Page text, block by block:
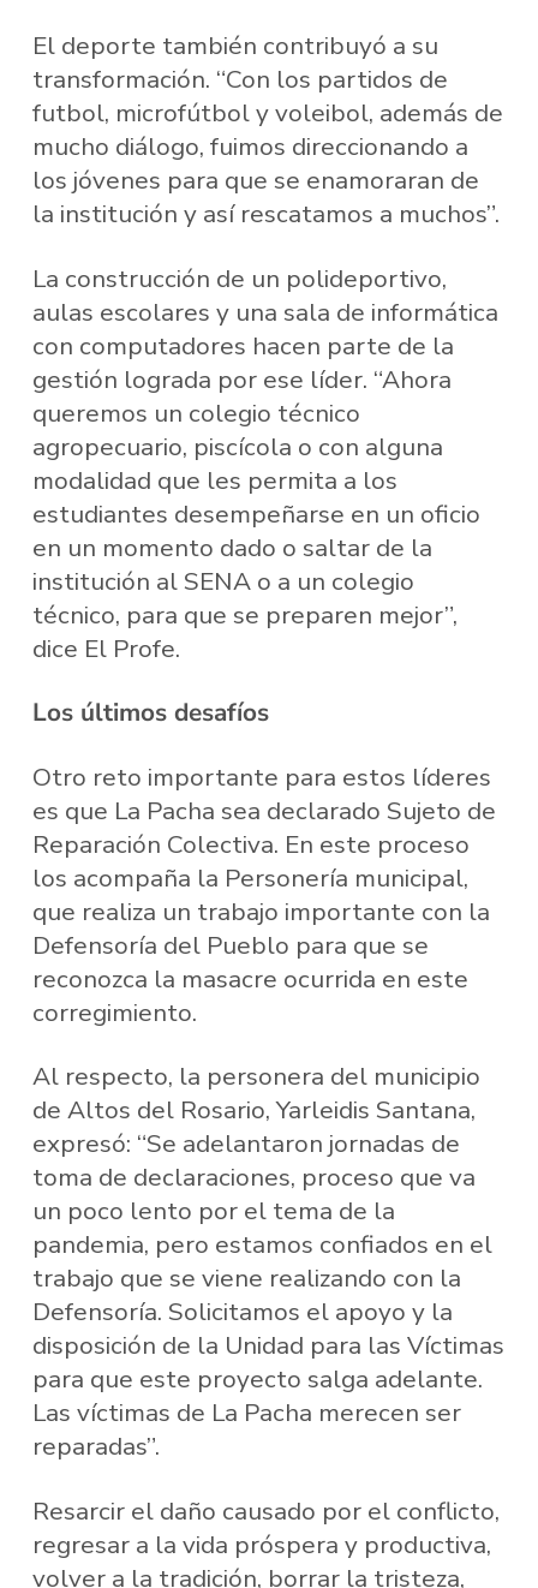
El deporte también contribuyó a su
transformación. “Con los partidos de
futbol, microfútbol y voleibol, además de
mucho diálogo, fuimos direccionando a
los jóvenes para que se enamoraran de
la institución y así rescatamos a muchos”.
La construcción de un polideportivo,
aulas escolares y una sala de informática
con computadores hacen parte de la
gestión lograda por ese líder. “Ahora
queremos un colegio técnico
agropecuario, piscícola o con alguna
modalidad que les permita a los
estudiantes desempeñarse en un oficio
en un momento dado o saltar de la
institución al SENA o a un colegio
técnico, para que se preparen mejor”,
dice El Profe.
Los últimos desafíos
Otro reto importante para estos líderes
es que La Pacha sea declarado Sujeto de
Reparación Colectiva. En este proceso
los acompaña la Personería municipal,
que realiza un trabajo importante con la
Defensoría del Pueblo para que se
reconozca la masacre ocurrida en este
corregimiento.
Al respecto, la personera del municipio
de Altos del Rosario, Yarleidis Santana,
expresó: “Se adelantaron jornadas de
toma de declaraciones, proceso que va
un poco lento por el tema de la
pandemia, pero estamos confiados en el
trabajo que se viene realizando con la
Defensoría. Solicitamos el apoyo y la
disposición de la Unidad para las Víctimas
para que este proyecto salga adelante.
Las víctimas de La Pacha merecen ser
reparadas”.
Resarcir el daño causado por el conflicto,
regresar a la vida próspera y productiva,
volver a la tradición, borrar la tristeza,